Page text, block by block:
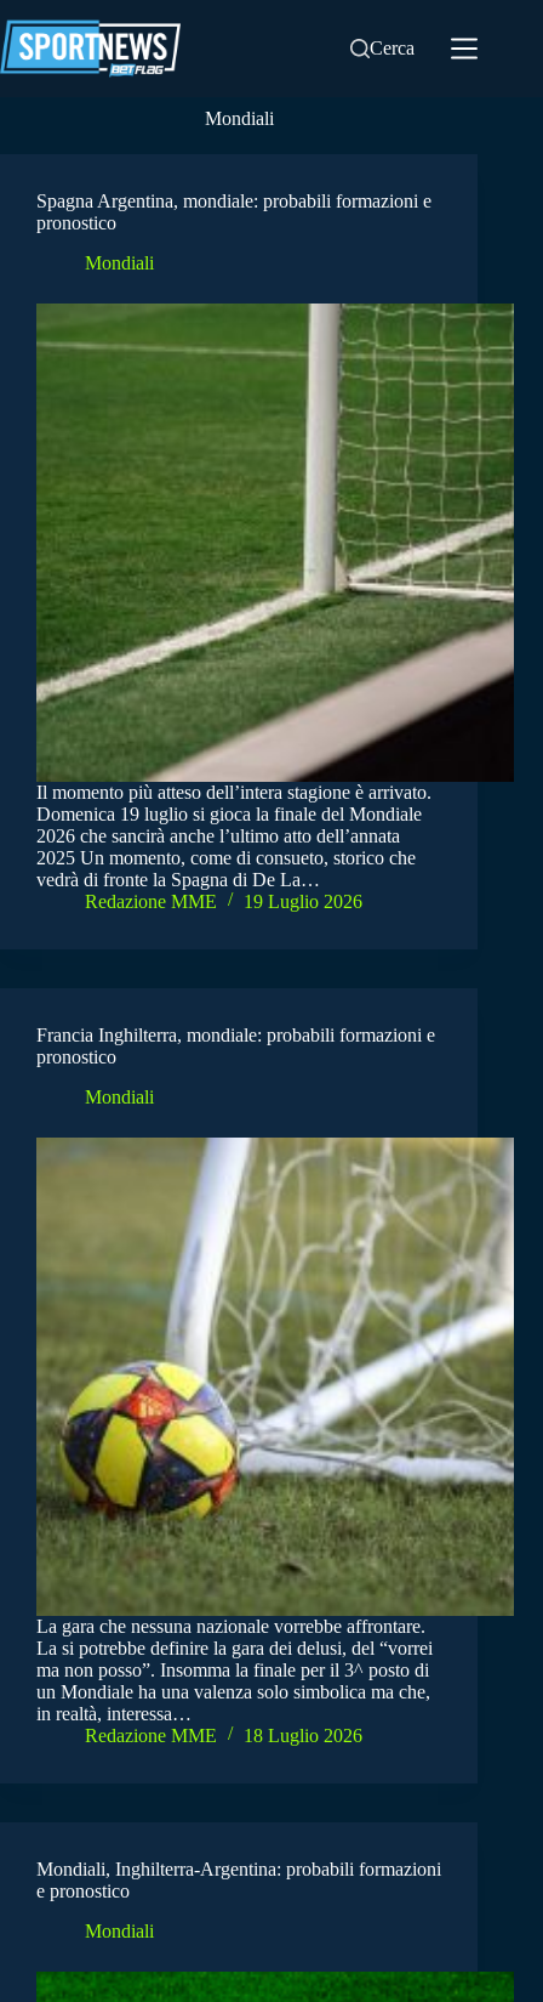
al
contenuto
Cerca
Mondiali
Spagna Argentina, mondiale: probabili formazioni e
pronostico
Mondiali
Il momento più atteso dell’intera stagione è arrivato.
Domenica 19 luglio si gioca la finale del Mondiale
2026 che sancirà anche l’ultimo atto dell’annata
2025 Un momento, come di consueto, storico che
vedrà di fronte la Spagna di De La…
Redazione MME
19 Luglio 2026
Francia Inghilterra, mondiale: probabili formazioni e
pronostico
Mondiali
La gara che nessuna nazionale vorrebbe affrontare.
La si potrebbe definire la gara dei delusi, del “vorrei
ma non posso”. Insomma la finale per il 3^ posto di
un Mondiale ha una valenza solo simbolica ma che,
in realtà, interessa…
Redazione MME
18 Luglio 2026
Mondiali, Inghilterra-Argentina: probabili formazioni
e pronostico
Mondiali